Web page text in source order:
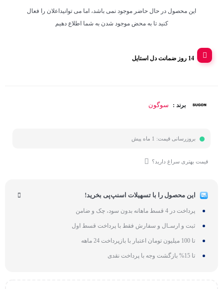
این محصول در حال حاضر موجود نمی باشد، اما می توانیداعلان را فعال
کنید تا به محض موجود شدن به شما اطلاع دهیم
14 روز ضمانت دل استایل
برند : سوگون
بروزرسانی قیمت: 1 ماه پیش
قیمت بهتری سراغ دارید؟
این محصول را با تسهیلات اسنپ‌پی بخرید!
پرداخت در 4 قسط ماهانه بدون سود، چک و ضامن
ثبت و ارسـال و سفارش فقط با پرداخت قسط اول
تا 100 میلیون تومان اعتبار با بازپرداخت 24 ماهه
تا 15% بازگشت وجه با پرداخت نقدی